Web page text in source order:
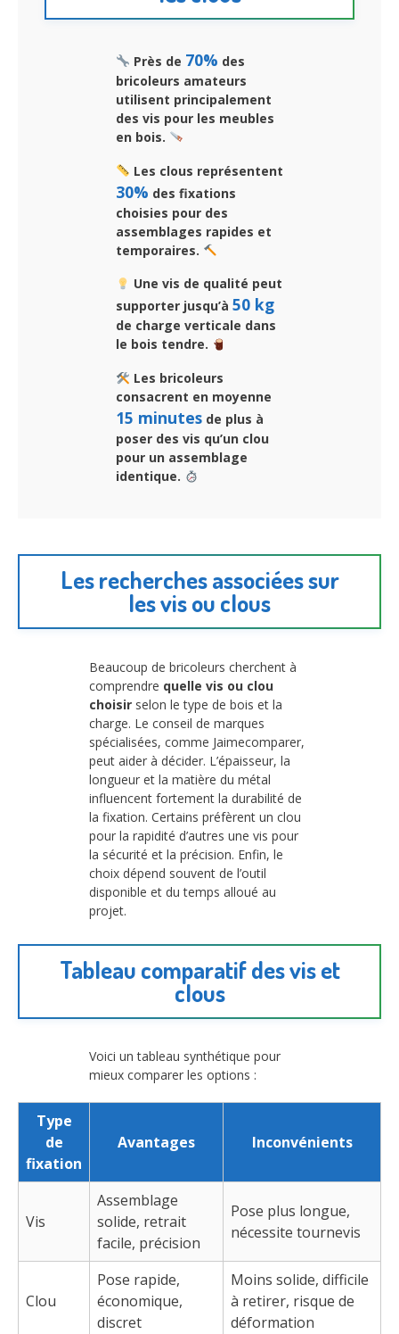
Près de 70% des
bricoleurs amateurs
utilisent principalement
des vis pour les meubles
en bois.
Les clous représentent
30% des fixations
choisies pour des
assemblages rapides et
temporaires.
Une vis de qualité peut
supporter jusqu’à 50 kg
de charge verticale dans
le bois tendre.
Les bricoleurs
consacrent en moyenne
15 minutes de plus à
poser des vis qu’un clou
pour un assemblage
identique.
Les recherches associées sur
les vis ou clous
Beaucoup de bricoleurs cherchent à
comprendre quelle vis ou clou
choisir selon le type de bois et la
charge. Le conseil de marques
spécialisées, comme Jaimecomparer,
peut aider à décider. L’épaisseur, la
longueur et la matière du métal
influencent fortement la durabilité de
la fixation. Certains préfèrent un clou
pour la rapidité d’autres une vis pour
la sécurité et la précision. Enfin, le
choix dépend souvent de l’outil
disponible et du temps alloué au
projet.
Tableau comparatif des vis et
clous
Voici un tableau synthétique pour
mieux comparer les options :
Type
de
fixation
Avantages Inconvénients
Vis
Assemblage
solide, retrait
facile, précision
Pose plus longue,
nécessite tournevis
Clou
Pose rapide,
économique,
discret
Moins solide, difficile
à retirer, risque de
déformation